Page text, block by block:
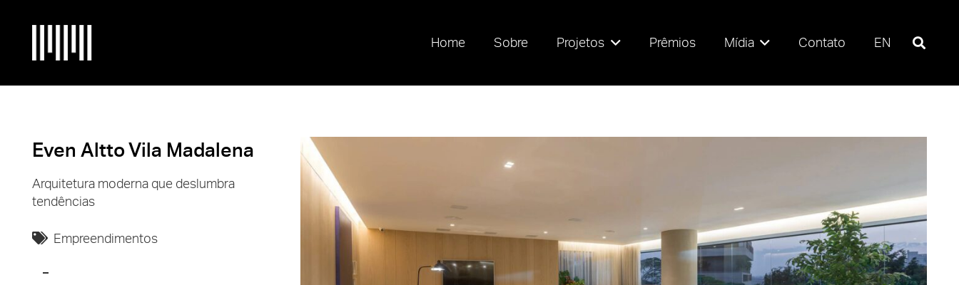
Home Sobre Projetos Prêmios Mídia Contato EN
Even Altto Vila Madalena
Arquitetura moderna que deslumbra
tendências
Empreendimentos